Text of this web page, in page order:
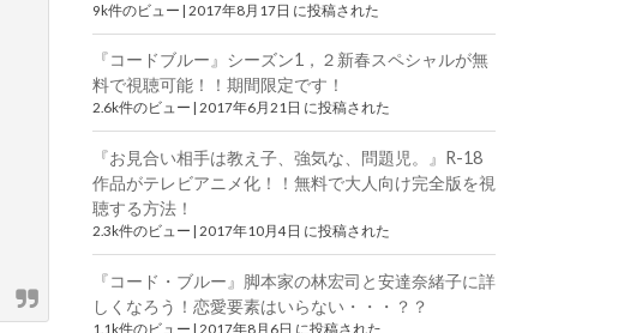
9k件のビュー | 2017年8月17日 に投稿された
『コードブルー』シーズン1，２新春スペシャルが無
料で視聴可能！！期間限定です！
2.6k件のビュー 2017年6月21日 に投稿された
『お見合い相手は教え子、強気な、問題児。』R-18
作品がテレビアニメ化！！無料で大人向け完全版を視
聴する方法！
2.3k件のビュー | 2017年10月4日 に投稿された
『コード・ブルー』脚本家の林宏司と安達奈緒子に詳
しくなろう！恋愛要素はいらない・・・？？
1.1k件のビュー | 2017年8月6日 に投稿された